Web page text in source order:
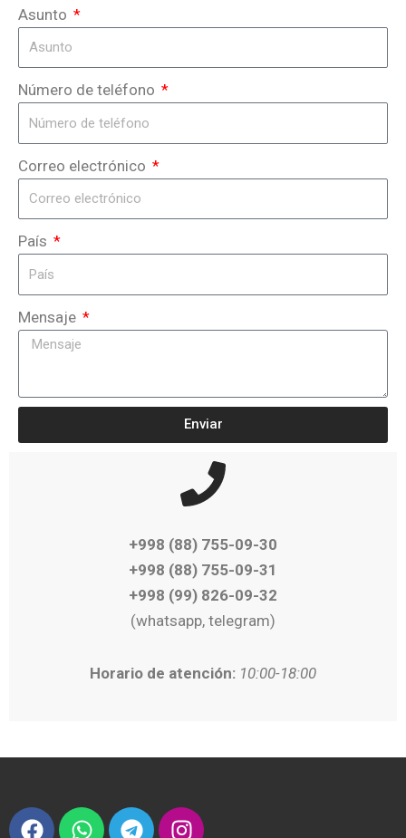
Asunto
Número de teléfono
Correo electrónico
País
Mensaje
Enviar
+998 (88) 755-09-30
+998 (88) 755-09-31
+998 (99) 826-09-32
(whatsapp, telegram)
Horario de atención: 10:00-18:00
F W T I